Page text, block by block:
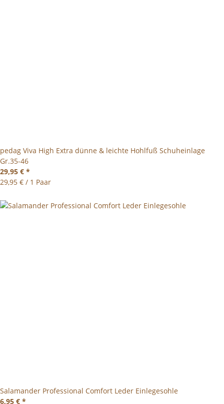
pedag Viva High Extra dünne & leichte Hohlfuß Schuheinlage
Gr.35-46
29,95 € *
29,95 € / 1 Paar
Salamander Professional Comfort Leder Einlegesohle
6,95 € *